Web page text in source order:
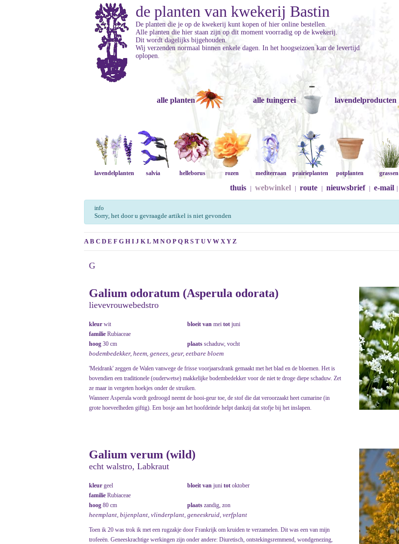
de planten van kwekerij Bastin
De planten die je op de kwekerij kunt kopen of hier online bestellen.
Alle planten die hier staan zijn op dit moment voorradig op de kwekerij.
Dit wordt dagelijks bijgehouden.
Wij verzenden normaal binnen enkele dagen. In het hoogseizoen kan de levertijd
oplopen.
alle planten alle tuingerei lavendelproducten
lavendelplanten salvia helleborus rozen mediterraan prairieplanten potplanten grassen
thuis webwinkel route nieuwsbrief e-mail
info
Sorry, het door u gevraagde artikel is niet gevonden
A B C D E F G H I J K L M N O P Q R S T U V W X Y Z
G
Galium odoratum (Asperula odorata)
lievevrouwebedstro
kleur wit bloeit van mei tot juni
familie Rubiaceae
hoog 30 cm plaats schaduw, vocht
bodembedekker, heem, genees, geur, eetbare bloem
'Meidrank' zeggen de Walen vanwege de frisse voorjaarsdrank gemaakt met het blad en de bloemen. Het is
bovendien een traditionele (ouderwetse) makkelijke bodembedekker voor de niet te droge diepe schaduw. Zet
ze maar in vergeten hoekjes onder de struiken.
Wanneer Asperula wordt gedroogd neemt de hooi-geur toe, de stof die dat veroorzaakt heet cumarine (in
grote hoeveelheden giftig). Een bosje aan het hoofdeinde helpt dankzij dat stofje bij het inslapen.
Galium verum (wild)
echt walstro, Labkraut
kleur geel bloeit van juni tot oktober
familie Rubiaceae
hoog 80 cm plaats zandig, zon
heemplant, bijenplant, vlinderplant, geneeskruid, verfplant
Toen ik 20 was trok ik met een rugzakje door Frankrijk om kruiden te verzamelen. Dit was een van mijn
trofeeën. Geneeskrachtige werkingen zijn onder andere: Diuretisch, ontstekingsremmend, wondgenezing,